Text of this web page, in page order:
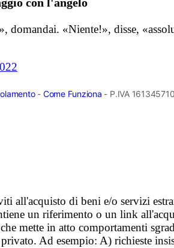
con l'angelo
domandai. «Niente!», disse,
- Come Funziona - P.IVA
all'acquisto di beni e/o servizi
un riferimento o un link
mette in atto comportamenti
Ad esempio: A) richieste